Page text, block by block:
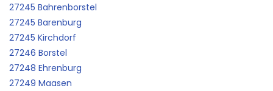
27245 Bahrenborstel
27245 Barenburg
27245 Kirchdorf
27246 Borstel
27248 Ehrenburg
27249 Maasen